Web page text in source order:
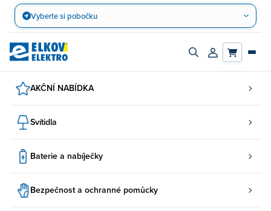
Přejít
obsah
Vyberte si pobočku
Zapnout/vypnout
Přihlásit/
AKČNÍ NABÍDKA
Svítidla
Baterie a nabíječky
Bezpečnost a ochranné pomůcky